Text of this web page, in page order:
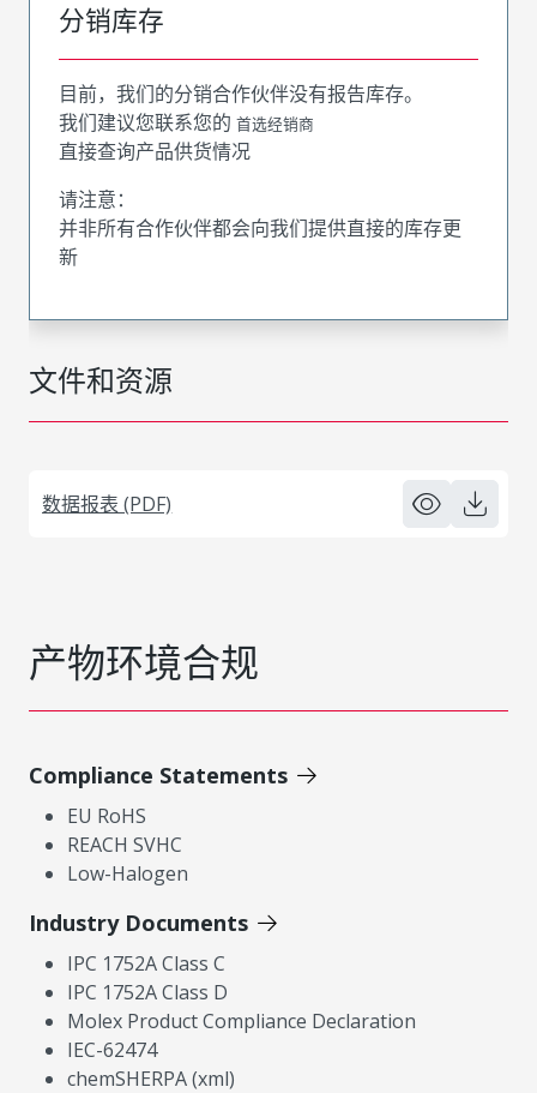
文件和资源
数据报表 (PDF)
分销库存
目前，我们的分销合作伙伴没有报告库存。
我们建议您联系您的 首选经销商
直接查询产品供货情况
请注意：
并非所有合作伙伴都会向我们提供直接的库存更
新
产物环境合规
Compliance Statements
EU RoHS
REACH SVHC
Low-Halogen
Industry Documents
IPC 1752A Class C
IPC 1752A Class D
Molex Product Compliance Declaration
IEC-62474
chemSHERPA (xml)